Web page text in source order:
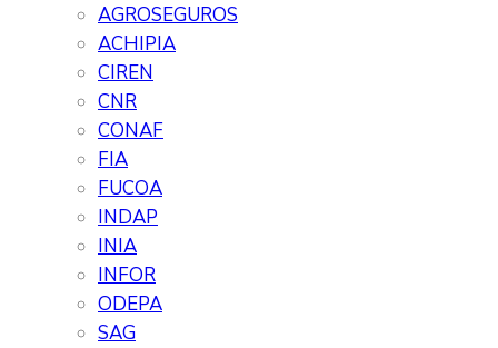
AGROSEGUROS
ACHIPIA
CIREN
CNR
CONAF
FIA
FUCOA
INDAP
INIA
INFOR
ODEPA
SAG